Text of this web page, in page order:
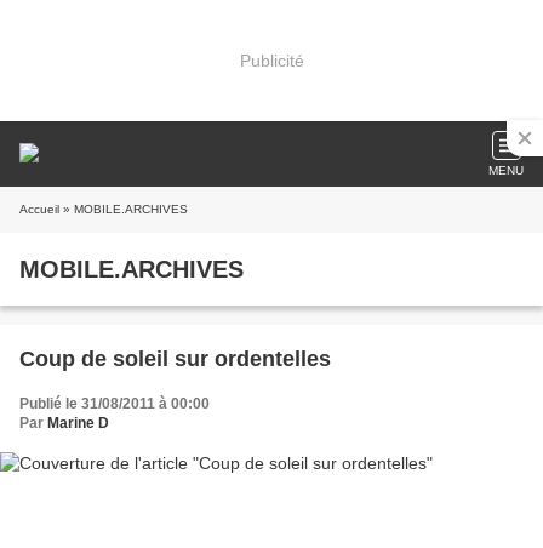
Publicité
MENU
Accueil » MOBILE.ARCHIVES
MOBILE.ARCHIVES
Coup de soleil sur ordentelles
Publié le 31/08/2011 à 00:00
Par Marine D